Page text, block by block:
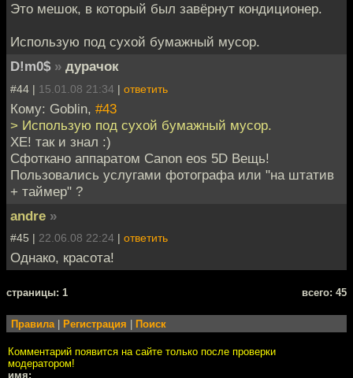
Это мешок, в который был завёрнут кондиционер.
Использую под сухой бумажный мусор.
D!m0$ » дурачок
#44 | 15.01.08 21:34 | ответить
Кому: Goblin, #43
> Использую под сухой бумажный мусор.
ХЕ! так и знал :)
Сфоткано аппаратом Canon eos 5D Вещь!
Пользовались услугами фотографа или "на штатив
+ таймер" ?
andre »
#45 | 22.06.08 22:24 | ответить
Однако, красота!
cтраницы: 1 всего: 45
Правила | Регистрация | Поиск
Комментарий появится на сайте только после проверки
модератором!
имя: